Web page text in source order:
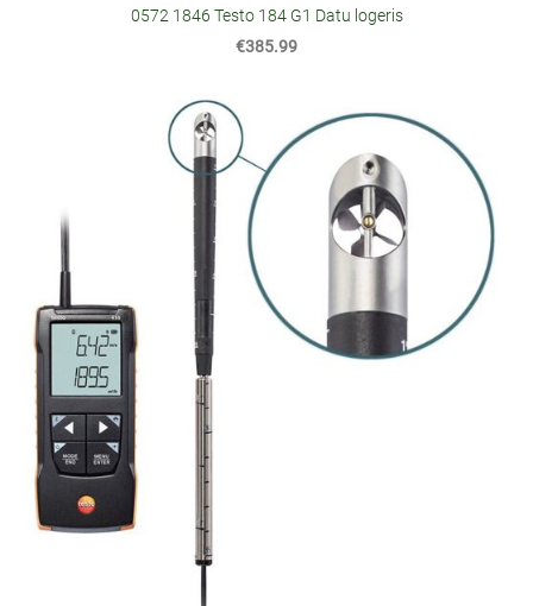
0572 1846 Testo 184 G1 Datu logeris
€385.99